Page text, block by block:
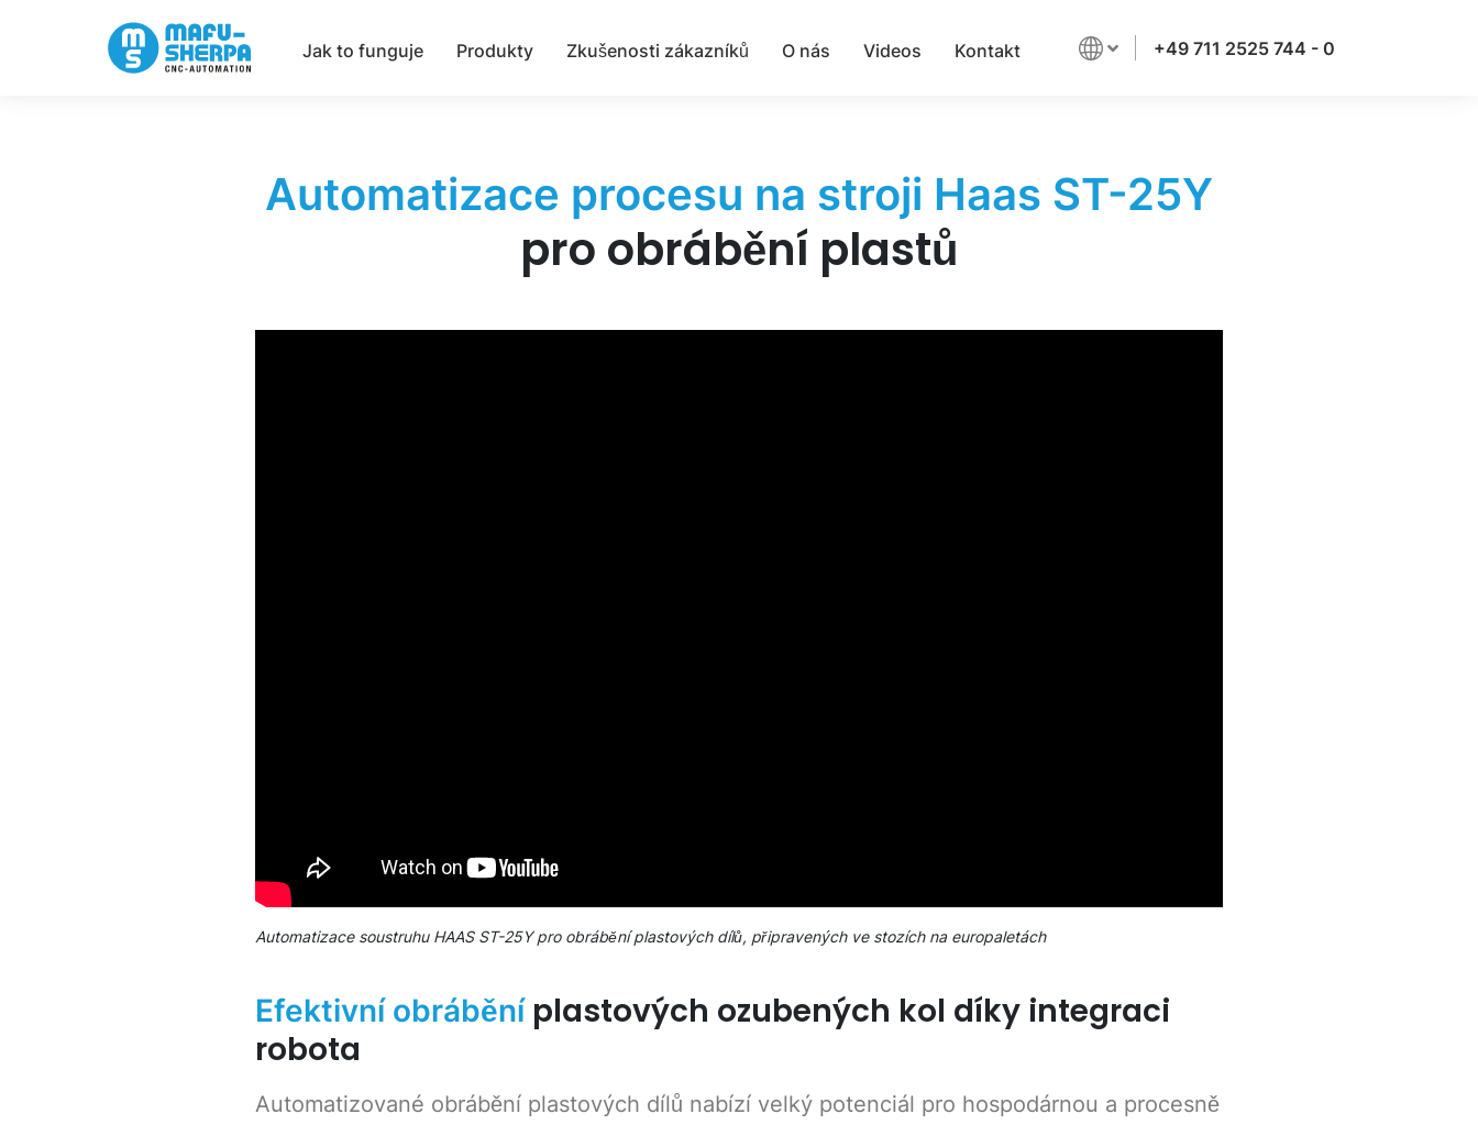
Jak to funguje Produkty Zkušenosti zákazníků O nás Videos Kontakt +49 711 2525 744 - 0
Automatizace procesu na stroji Haas ST-25Y
pro obrábění plastů
Automatizace soustruhu HAAS ST-25Y pro obrábění plastových dílů, připravených ve stozích na europaletách
Efektivní obráběníplastových ozubených kol díky integraci
robota
Automatizované obrábění plastových dílů nabízí velký potenciál pro hospodárnou a procesně